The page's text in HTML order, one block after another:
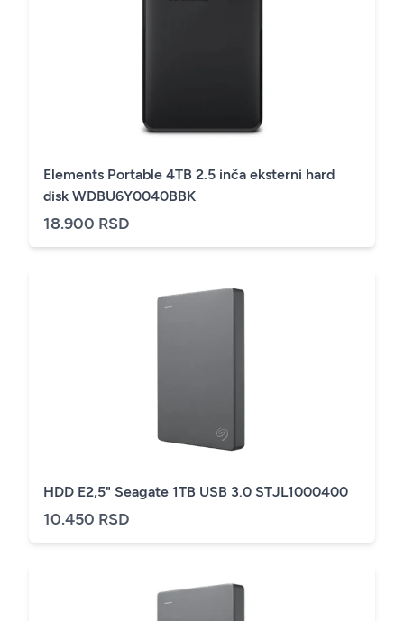
Elements Portable 4TB 2.5 inča eksterni hard
disk WDBU6Y0040BBK
18.900 RSD
HDD E2,5" Seagate 1TB USB 3.0 STJL1000400
10.450 RSD